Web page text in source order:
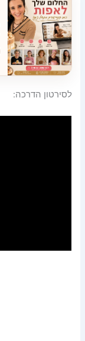
לסירטון הדרכה: